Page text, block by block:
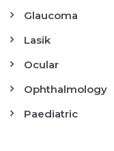
Glaucoma
Lasik
Ocular
Ophthalmology
Paediatric